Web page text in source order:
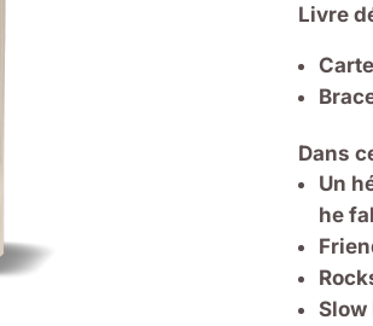
basé
Livre
Dans
Un
he